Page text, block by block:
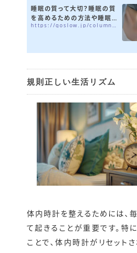
睡眠の質って大切？睡眠の質
を高めるための方法や睡眠
不足のリスクを解説
https://goslow.jp/column/sleep-quality
規則正しい生活リズム
体内時計を整えるためには、
て起きることが重要です。特
ことで、体内時計がリセットさ